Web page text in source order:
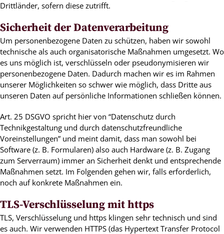
Drittländer, sofern diese zutrifft.
Sicherheit der Datenverarbeitung
Um personenbezogene Daten zu schützen, haben wir sowohl
technische als auch organisatorische Maßnahmen umgesetzt. Wo
es uns möglich ist, verschlüsseln oder pseudonymisieren wir
personenbezogene Daten. Dadurch machen wir es im Rahmen
unserer Möglichkeiten so schwer wie möglich, dass Dritte aus
unseren Daten auf persönliche Informationen schließen können.
Art. 25 DSGVO spricht hier von “Datenschutz durch
Technikgestaltung und durch datenschutzfreundliche
Voreinstellungen” und meint damit, dass man sowohl bei
Software (z. B. Formularen) also auch Hardware (z. B. Zugang
zum Serverraum) immer an Sicherheit denkt und entsprechende
Maßnahmen setzt. Im Folgenden gehen wir, falls erforderlich,
noch auf konkrete Maßnahmen ein.
TLS-Verschlüsselung mit https
TLS, Verschlüsselung und https klingen sehr technisch und sind
es auch. Wir verwenden HTTPS (das Hypertext Transfer Protocol